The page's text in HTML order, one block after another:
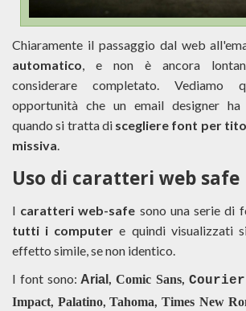
Chiaramente il passaggio dal web
automatico, e non è ancora
considerare completato. Vediamo
opportunità che un email designer ha
quando si tratta di scegliere font per
missiva.
Uso di caratteri web safe
I caratteri web-safe sono una serie di
tutti i computer e quindi visualizzati
effetto simile, se non identico.
I font sono: Arial, Comic Sans, Courier
Impact, Palatino,Tahoma,Times New